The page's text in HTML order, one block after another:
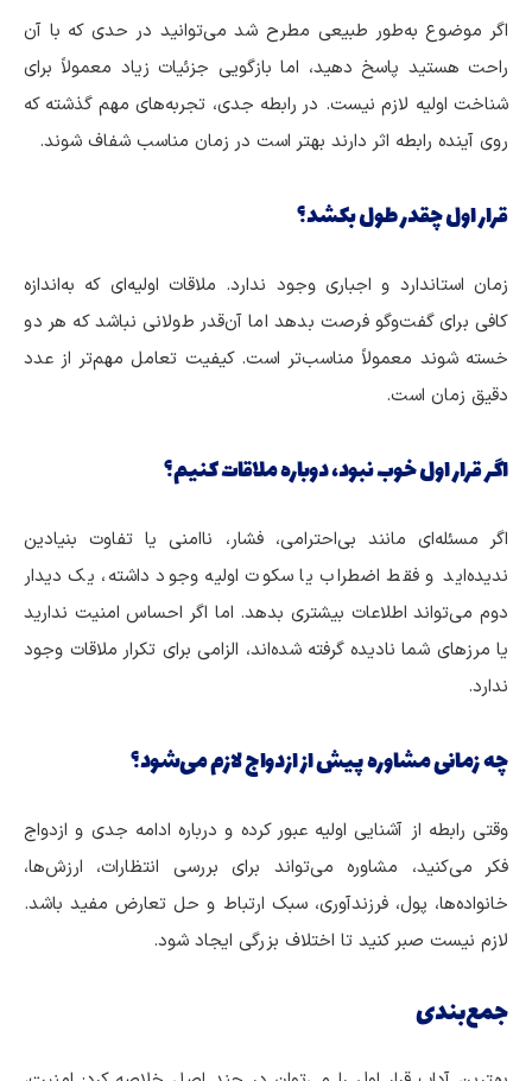
اگر موضوع به‌طور طبیعی مطرح شد می‌توانید در حدی که با آن
راحت هستید پاسخ دهید، اما بازگویی جزئیات زیاد معمولاً برای
شناخت اولیه لازم نیست. در رابطه جدی، تجربه‌های مهم گذشته که
روی آینده رابطه اثر دارند بهتر است در زمان مناسب شفاف شوند.
قرار اول چقدر طول بکشد؟
زمان استاندارد و اجباری وجود ندارد. ملاقات اولیه‌ای که به‌اندازه
کافی برای گفت‌وگو فرصت بدهد اما آن‌قدر طولانی نباشد که هر دو
خسته شوند معمولاً مناسب‌تر است. کیفیت تعامل مهم‌تر از عدد
دقیق زمان است.
اگر قرار اول خوب نبود، دوباره ملاقات کنیم؟
اگر مسئله‌ای مانند بی‌احترامی، فشار، ناامنی یا تفاوت بنیادین
ندیده‌اید و فقط اضطراب یا سکوت اولیه وجود داشته، یک دیدار
دوم می‌تواند اطلاعات بیشتری بدهد. اما اگر احساس امنیت ندارید
یا مرزهای شما نادیده گرفته شده‌اند، الزامی برای تکرار ملاقات وجود
ندارد.
چه زمانی مشاوره پیش از ازدواج لازم می‌شود؟
وقتی رابطه از آشنایی اولیه عبور کرده و درباره ادامه جدی و ازدواج
فکر می‌کنید، مشاوره می‌تواند برای بررسی انتظارات، ارزش‌ها،
خانواده‌ها، پول، فرزندآوری، سبک ارتباط و حل تعارض مفید باشد.
لازم نیست صبر کنید تا اختلاف بزرگی ایجاد شود.
جمع‌بندی